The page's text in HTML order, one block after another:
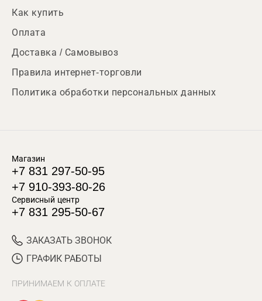
Как купить
Оплата
Доставка / Самовывоз
Правила интернет-торговли
Политика обработки персональных данных
Магазин
+7 831 297-50-95
+7 910-393-80-26
Сервисный центр
+7 831 295-50-67
ЗАКАЗАТЬ ЗВОНОК
ГРАФИК РАБОТЫ
ПРИНИМАЕМ К ОПЛАТЕ